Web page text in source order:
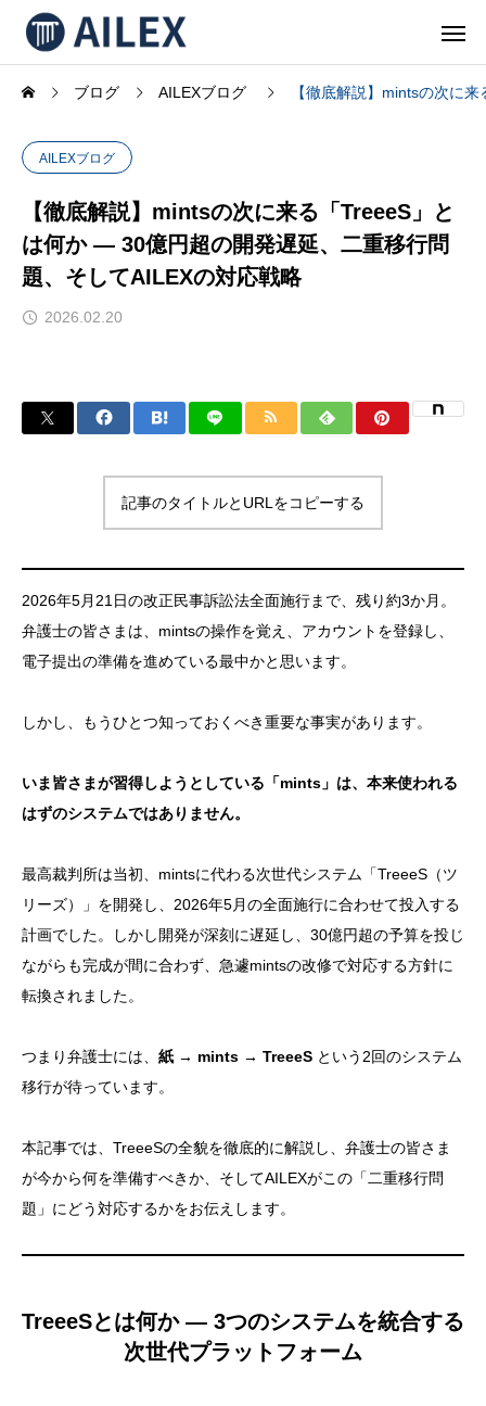
ブログ AILEXブログ 【徹底解説】mintsの次に
AILEXブログ
【徹底解説】mintsの次に来る「TreeeS」と
は何か — 30億円超の開発遅延、二重移行問
題、そしてAILEXの対応戦略
2026.02.20
記事のタイトルとURLをコピーする
2026年5月21日の改正民事訴訟法全面施行まで、残り約3か月。
弁護士の皆さまは、mintsの操作を覚え、アカウントを登録し、
電子提出の準備を進めている最中かと思います。
しかし、もうひとつ知っておくべき重要な事実があります。
いま皆さまが習得しようとしている「mints」は、本来使われる
はずのシステムではありません。
最高裁判所は当初、mintsに代わる次世代システム「TreeeS（ツ
リーズ）」を開発し、2026年5月の全面施行に合わせて投入する
計画でした。しかし開発が深刻に遅延し、30億円超の予算を投じ
ながらも完成が間に合わず、急遽mintsの改修で対応する方針に
転換されました。
つまり弁護士には、 紙 → mints → TreeeS という2回のシステム
移行が待っています。
本記事では、TreeeSの全貌を徹底的に解説し、弁護士の皆さま
が今から何を準備すべきか、そしてAILEXがこの「二重移行問
題」にどう対応するかをお伝えします。
TreeeSとは何か — 3つのシステムを統合する
次世代プラットフォーム